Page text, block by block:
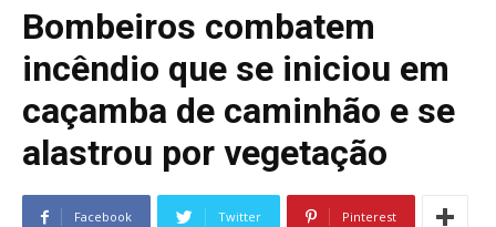
Bombeiros combatem
incêndio que se iniciou em
caçamba de caminhão e se
alastrou por vegetação
Facebook Twitter Pinterest